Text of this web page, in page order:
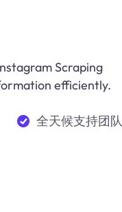
Scraping
efficiently.
全天候支持团队